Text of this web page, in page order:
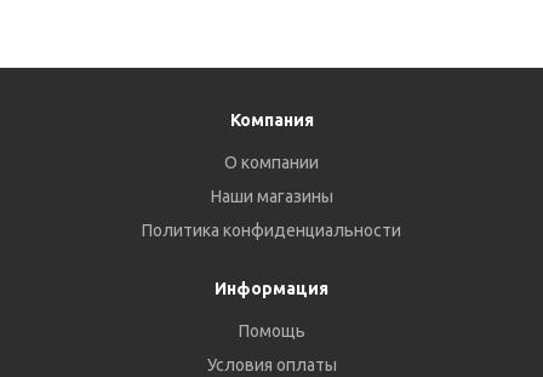
Компания
О компании
Наши магазины
Политика конфиденциальности
Информация
Помощь
Условия оплаты